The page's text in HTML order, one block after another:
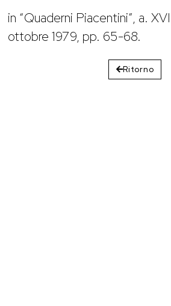
in “Quaderni Piacentini”, a.
ottobre 1979, pp. 65-68.
Ritorno